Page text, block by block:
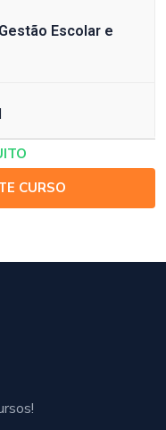
Escolar e
CURSO